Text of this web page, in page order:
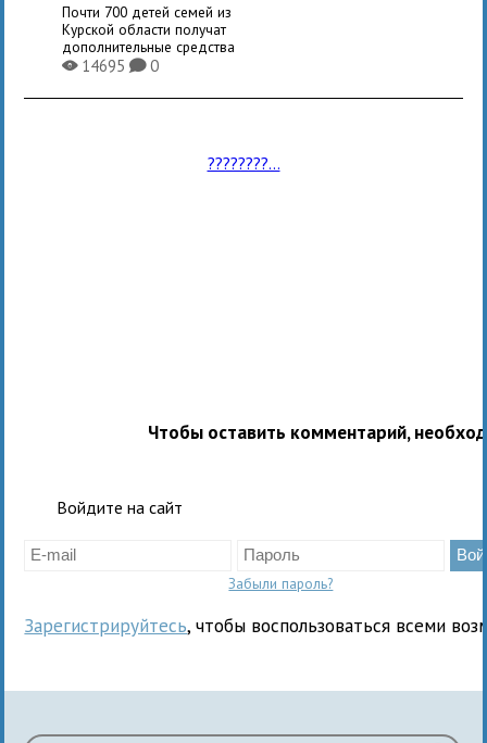
Почти 700 детей семей из
Курской области получат
дополнительные средства
X14695K0
????????...
Чтобы оставить комментарий,
Войдите на сайт
Забыли пароль?
Зарегистрируйтесь, чтобы воспользоваться всеми